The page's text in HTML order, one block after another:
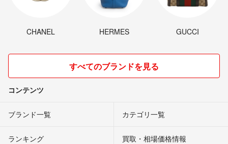
CHANEL HERMES GUCCI
すべてのブランドを見る
コンテンツ
ブランド一覧 カテゴリ一覧
ランキング 買取・相場価格情報